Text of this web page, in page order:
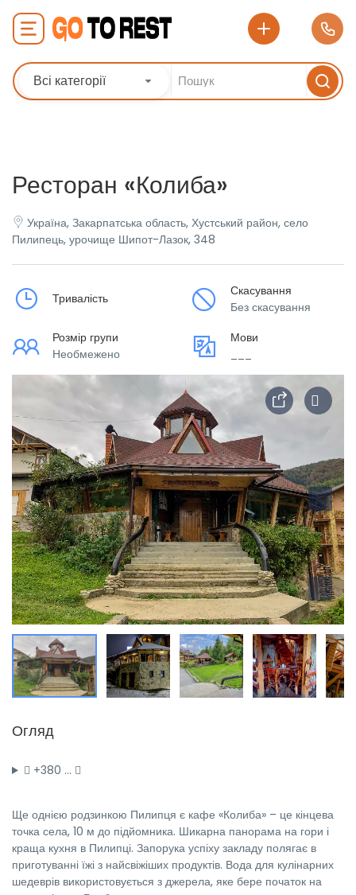
Всі категорії
Ресторан «Колиба»
Україна, Закарпатська область, Хустський район, село
Пилипець, урочище Шипот-Лазок, 348
Тривалість
Скасування
Без скасування
Розмір групи
Необмежено
Мови
Огляд
+380 …
Ще однією родзинкою Пилипця є кафе «Колиба» – це кінцева
точка села, 10 м до підйомника. Шикарна панорама на гори і
краща кухня в Пилипці. Запорука успіху закладу полягає в
приготуванні їжі з найсвіжіших продуктів. Вода для кулінарних
шедеврів використовується з джерела, яке бере початок на